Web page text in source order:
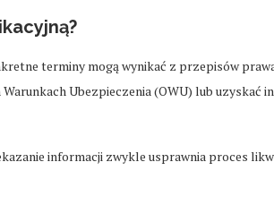
terminy mogą wynikać z przepisów
Ubezpieczenia (OWU) lub uzyskać
informacji zwykle usprawnia proces